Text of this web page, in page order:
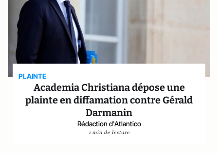
PLAINTE
Academia Christiana dépose une
plainte en diffamation contre Gérald
Darmanin
Rédaction d'Atlantico
1 min de lecture